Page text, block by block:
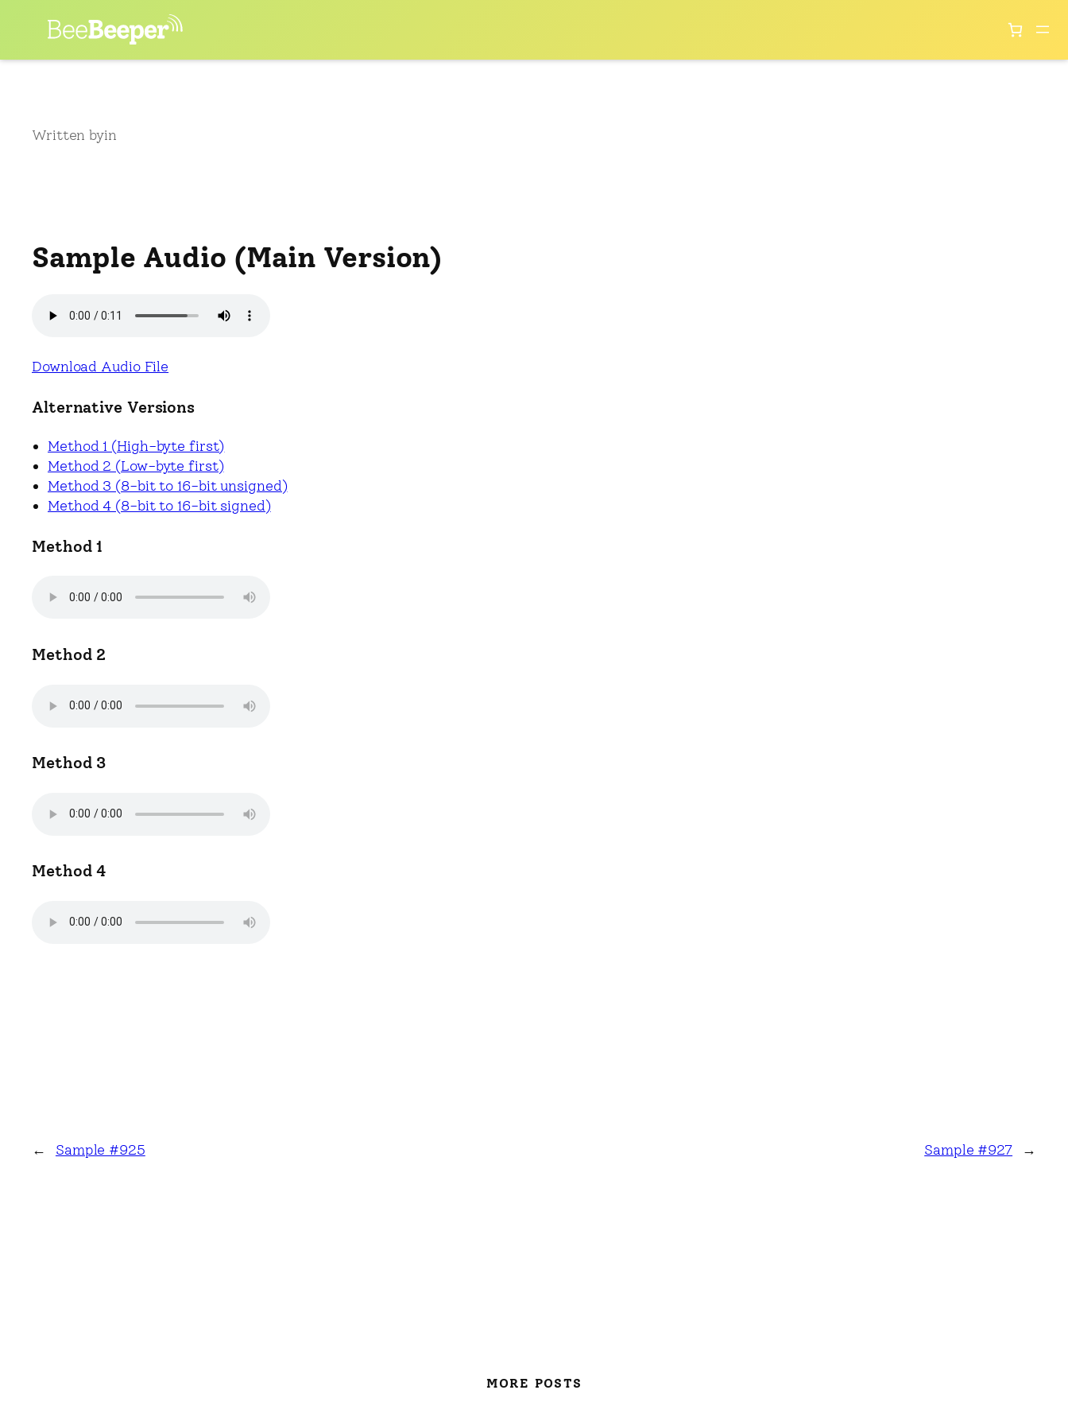
Skip
Written byin
Sample Audio (Main Version)
Download Audio File
Alternative Versions
Method 1 (High-byte first)
Method 2 (Low-byte first)
Method 3 (8-bit to 16-bit unsigned)
Method 4 (8-bit to 16-bit signed)
Method 1
Method 2
Method 3
Method 4
← Sample #925 Sample #927 →
MORE POSTS